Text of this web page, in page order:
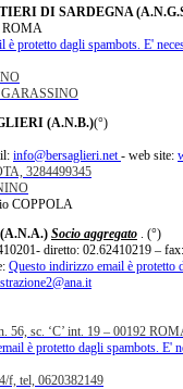
DI SARDEGNA
ROMA
è protetto dagli spambots. E'
GARASSINO
(A.N.B.)(°)
info@bersaglieri.net- web site:
3284499345
COPPOLA
Socio aggregato . (°)
diretto: 02.62410219 –
Questo indirizzo email è protetto
sc. ‘C’ int. 19 – 00192
è protetto dagli spambots. E'
f, tel, 0620382149